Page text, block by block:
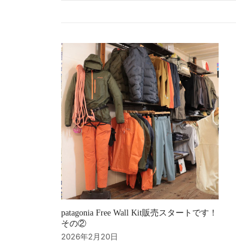
シ
ョ
ン
patagonia Free Wall Kit販売スタートです！
その②
2026年2月20日